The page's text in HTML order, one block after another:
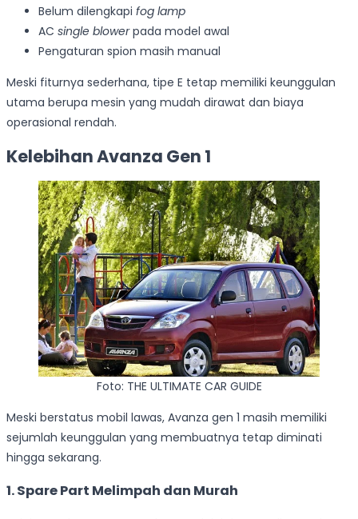
Belum dilengkapi fog lamp
AC single blowerpada model awal
Pengaturan spion masih manual
Meski fiturnya sederhana, tipe E tetap memiliki keunggulan
utama berupa mesin yang mudah dirawat dan biaya
operasional rendah.
Kelebihan Avanza Gen 1
Foto: THE ULTIMATE CAR GUIDE
Meski berstatus mobil lawas, Avanza gen 1 masih memiliki
sejumlah keunggulan yang membuatnya tetap diminati
hingga sekarang.
1. Spare Part Melimpah dan Murah